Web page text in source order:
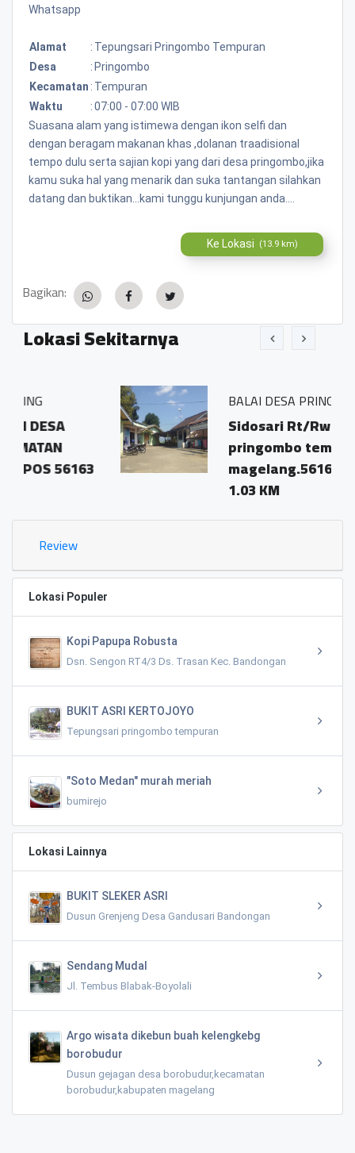
Whatsapp
Alamat : Tepungsari Pringombo Tempuran
Desa
: Pringombo
Kecamatan : Tempuran
Waktu
:07:00 - 07:00 WIB
Suasana alam yang istimewa dengan ikon selfi dan
dengan beragam makanan khas ,dolanan traadisional
tempo dulu serta sajian kopi yang dari desa pringombo,jika
kamu suka hal yang menarik dan suka tantangan silahkan
datang dan buktikan...kami tunggu kunjungan anda....
Ke Lokasi (13.9 km)
Bagikan:
Lokasi Sekitarnya
BALAI DESA PRINGOMBO
Sidosari Rt/Rw 01/01
pringombo tempuran
magelang.56161
Review
Lokasi Populer
Kopi Papupa Robusta
Dsn. Sengon RT4/3 Ds. Trasan Kec. Bandongan
BUKIT ASRI KERTOJOYO
Tepungsari pringombo tempuran
"Soto Medan" murah meriah
bumirejo
Lokasi Lainnya
BUKIT SLEKER ASRI
Dusun Grenjeng Desa Gandusari Bandongan
Sendang Mudal
Jl. Tembus Blabak-Boyolali
Argo wisata dikebun buah kelengkebg
borobudur
Dusun gejagan desa borobudur,kecamatan
borobudur,kabupaten magelang